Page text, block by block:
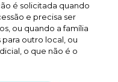
é solicitada quando
e precisa ser
ou quando a família
outro local, ou
o que não é o